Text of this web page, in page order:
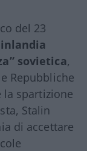
del 23
sovietica,
Repubbliche
spartizione
Stalin
di accettare